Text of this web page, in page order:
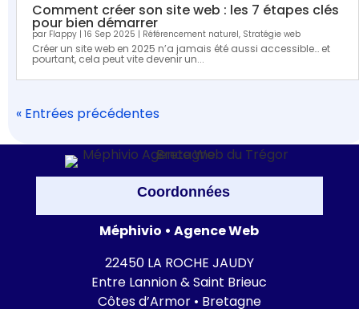
Comment créer son site web : les 7 étapes clés
pour bien démarrer
par Flappy | 16 Sep 2025 | Référencement naturel, Stratégie web
Créer un site web en 2025 n’a jamais été aussi accessible… et
pourtant, cela peut vite devenir un...
« Entrées précédentes
Coordonnées
Méphivio • Agence Web
22450 LA ROCHE JAUDY
Entre Lannion & Saint Brieuc
Côtes d’Armor • Bretagne